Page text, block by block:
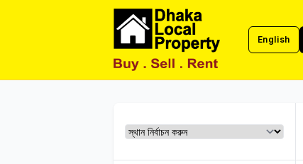
ঢাকা লোকাল English